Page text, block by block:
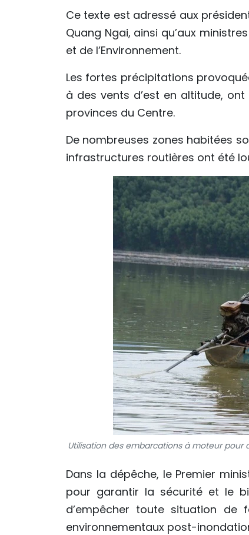
Ce texte est adressé aux
Quang Ngai, ainsi qu’aux
et de l’Environnement.
Les fortes précipitations
à des vents d’est en altitude,
provinces du Centre.
De nombreuses zones habitées
infrastructures routières ont été
Utilisation des embarcations à moteur pour
Dans la dépêche, le Premier
pour garantir la sécurité et le
d’empêcher toute situation de
environnementaux post-